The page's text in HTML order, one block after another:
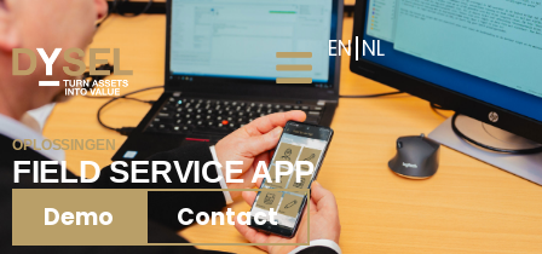
EN NL
OPLOSSINGEN
FIELD SERVICE APP
Demo Contact